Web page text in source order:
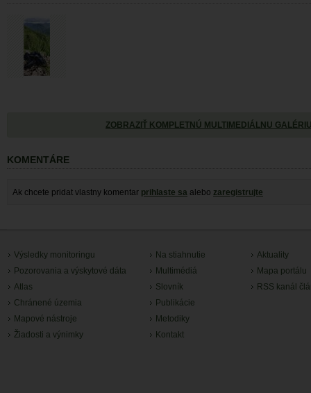
ZOBRAZIŤ KOMPLETNÚ MULTIMEDIÁLNU
KOMENTÁRE
Ak chcete pridat vlastny komentar prihlaste sa alebo zaregistrujte
Výsledky monitoringu
Pozorovania a výskytové dáta
Atlas
Chránené územia
Mapové nástroje
Žiadosti a výnimky
Na stiahnutie
Multimédiá
Slovník
Publikácie
Metodiky
Kontakt
Aktuality
Mapa portálu
RSS kanál